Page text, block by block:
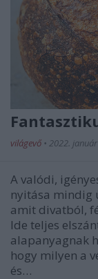
világevő • 2022. január
A valódi,
nyitása mindig
amit divatból,
Ide teljes
alapanyagnak
hogy milyen a
és…